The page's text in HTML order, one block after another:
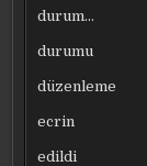
durum…
durumu
düzenleme
ecrin
edildi